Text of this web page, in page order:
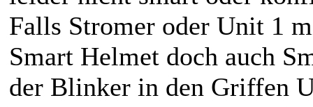
Falls Stromer oder Unit 1
Smart Helmet doch auch
der Blinker in den Griffen